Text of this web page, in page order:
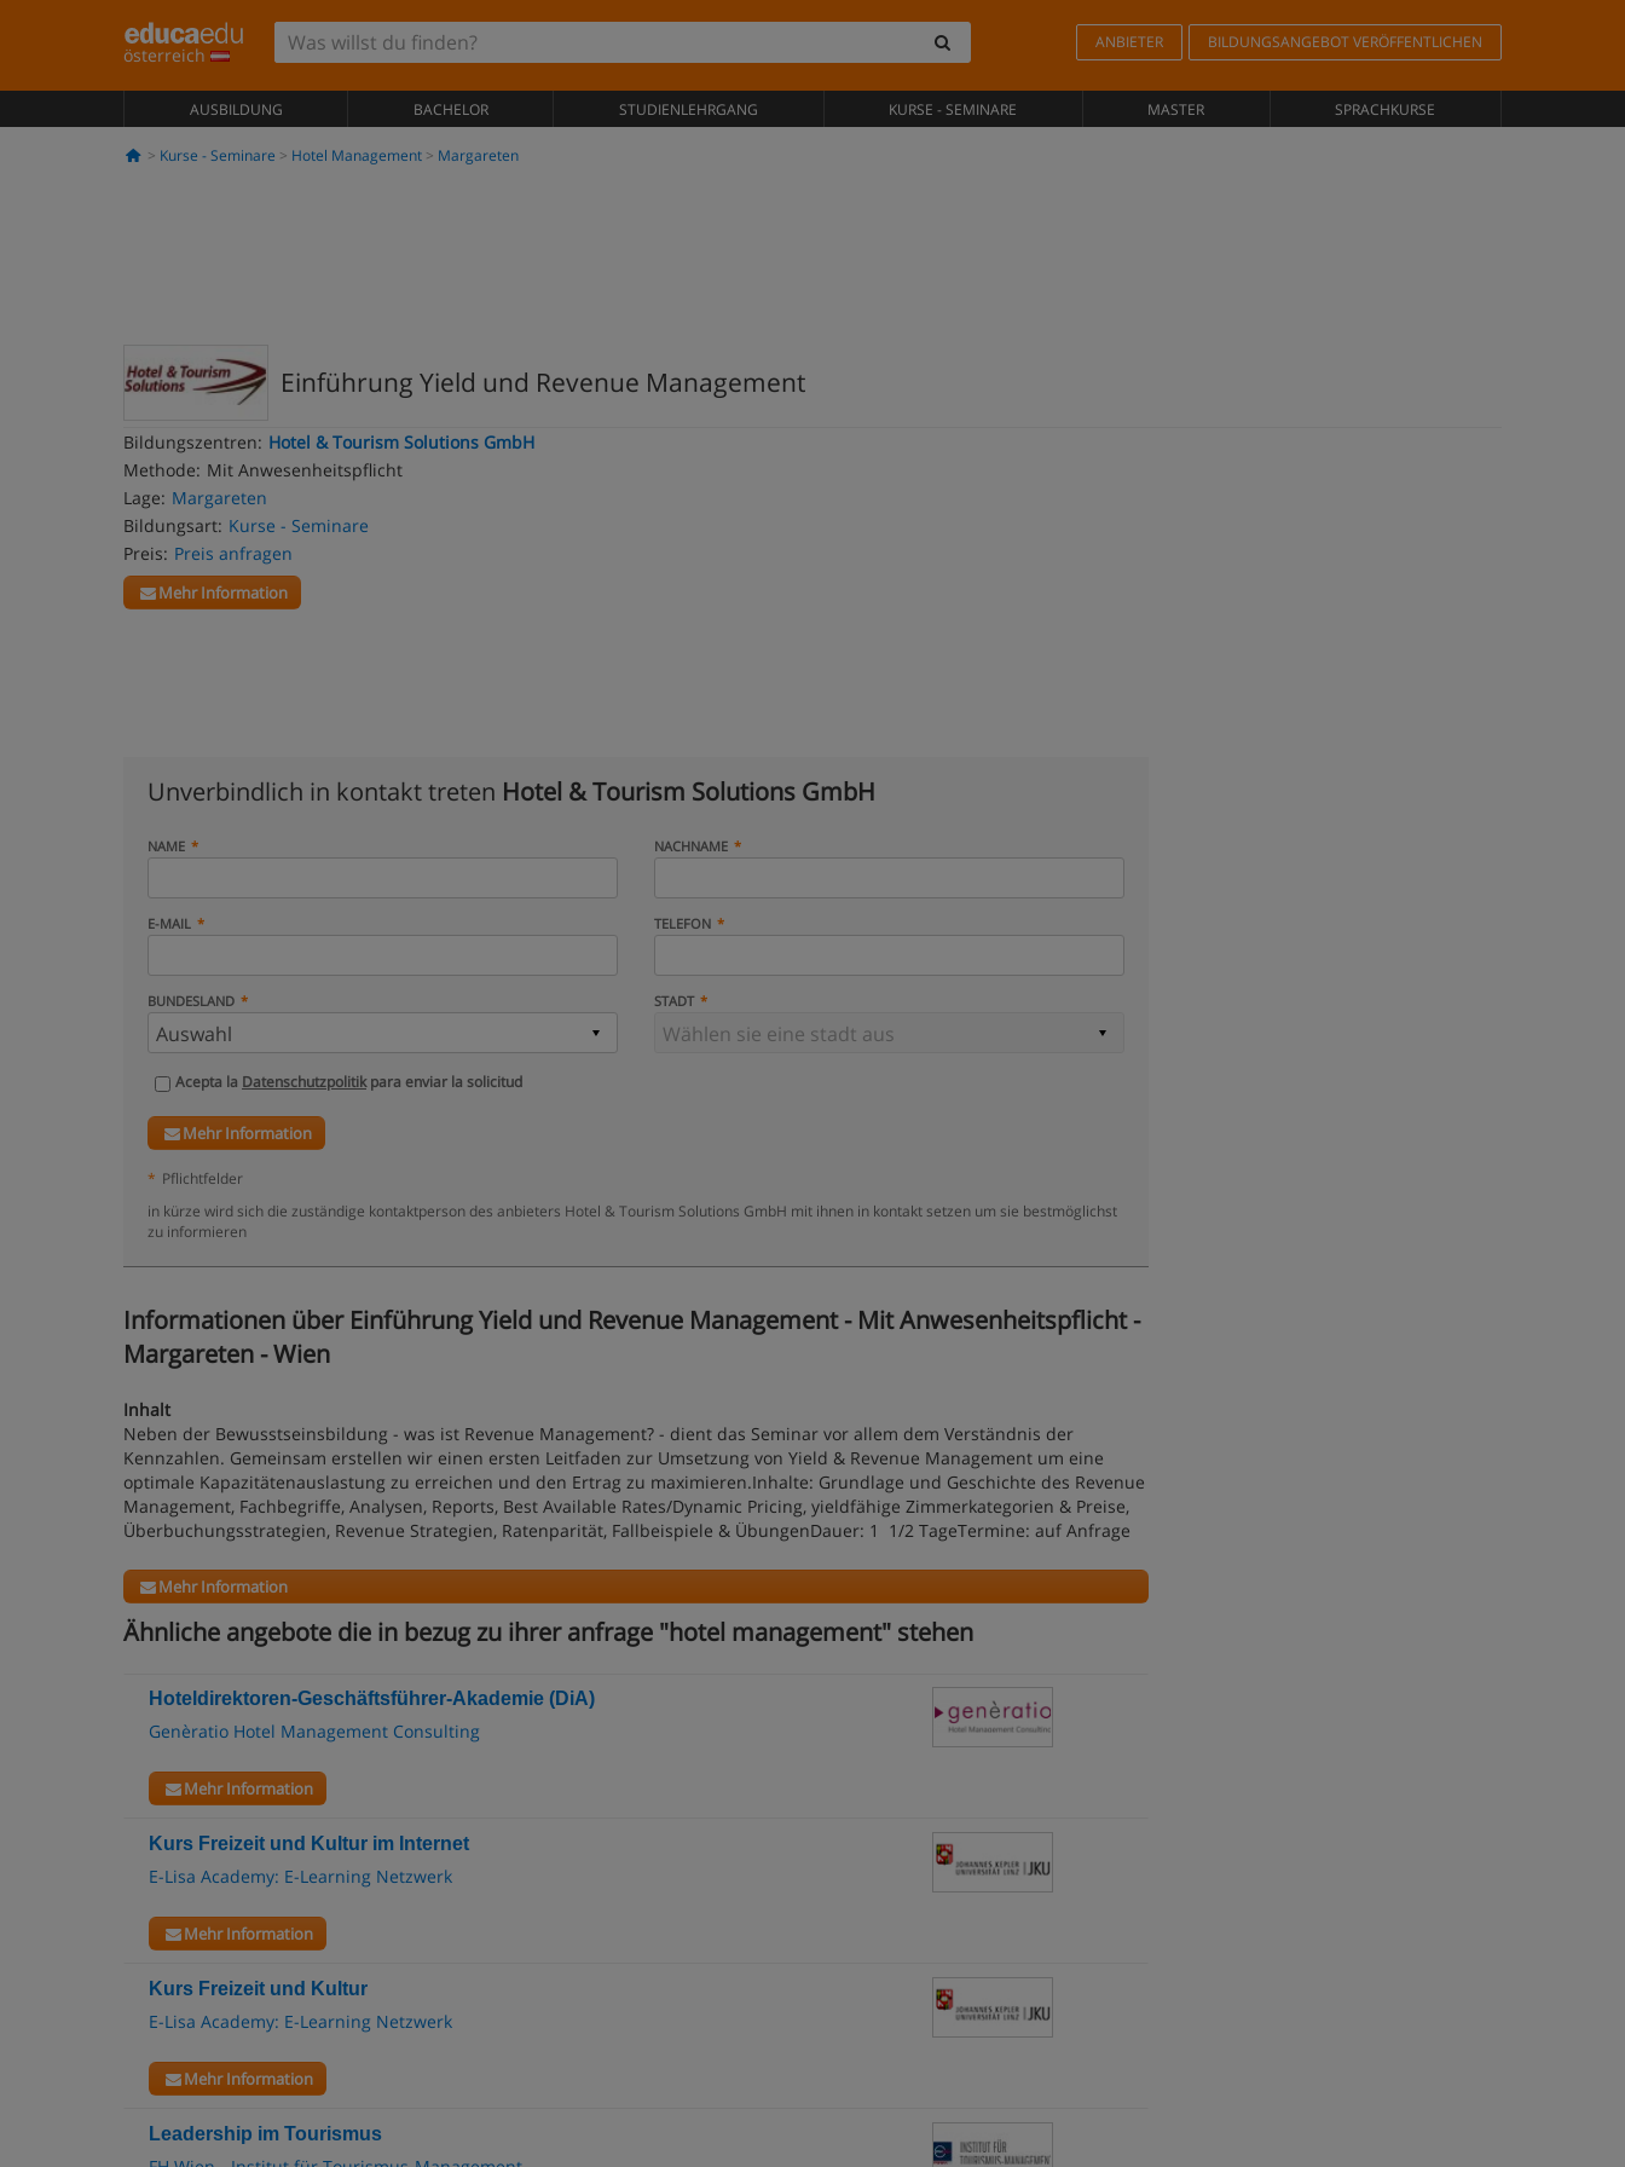
österreich
ANBIETER BILDUNGSANGEBOT VERÖFFENTLICHEN
AUSBILDUNG BACHELOR STUDIENLEHRGANG KURSE - SEMINARE MASTER SPRACHKURSE
Kurse - Seminare Hotel Management Margareten
Einführung Yield und Revenue Management
Bildungszentren: Hotel & Tourism Solutions GmbH
Methode: Mit Anwesenheitspflicht
Lage: Margareten
Bildungsart: Kurse - Seminare
Preis: Preis anfragen
Mehr Information
Unverbindlich in kontakt treten Hotel & Tourism Solutions GmbH
NAME NACHNAME
E-MAIL TELEFON
BUNDESLAND STADT
Acepta la Datenschutzpolitikpara enviar la solicitud
Mehr Information
* Pflichtfelder
in kürze wird sich die zuständige kontaktperson des anbieters Hotel & Tourism Solutions GmbH mit ihnen in kontakt setzen um sie bestmöglichst
zu informieren
Informationen über Einführung Yield und Revenue Management - Mit Anwesenheitspflicht -
Margareten - Wien
Inhalt
Neben der Bewusstseinsbildung - was ist Revenue Management? - dient das Seminar vor allem dem Verständnis der
Kennzahlen. Gemeinsam erstellen wir einen ersten Leitfaden zur Umsetzung von Yield & Revenue Management um eine
optimale Kapazitätenauslastung zu erreichen und den Ertrag zu maximieren.Inhalte: Grundlage und Geschichte des Revenue
Management, Fachbegriffe, Analysen, Reports, Best Available Rates/Dynamic Pricing, yieldfähige Zimmerkategorien & Preise,
Überbuchungsstrategien, Revenue Strategien, Ratenparität, Fallbeispiele & ÜbungenDauer: 1 1/2 TageTermine: auf Anfrage
Mehr Information
Ähnliche angebote die in bezug zu ihrer anfrage "hotel management" stehen
Hoteldirektoren-Geschäftsführer-Akademie (DiA)
Genèratio Hotel Management Consulting
Mehr Information
Kurs Freizeit und Kultur im Internet
E-Lisa Academy: E-Learning Netzwerk
Mehr Information
Kurs Freizeit und Kultur
E-Lisa Academy: E-Learning Netzwerk
Mehr Information
Leadership im Tourismus